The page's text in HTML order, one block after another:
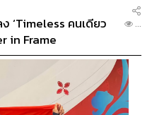
‘Timeless คนเดียว
in Frame
...